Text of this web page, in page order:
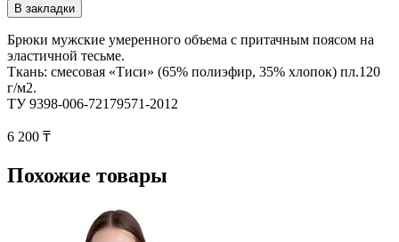
В закладки
Брюки мужские умеренного объема с притачным поясом на
эластичной тесьме.
Ткань: смесовая «Тиси» (65% полиэфир, 35% хлопок) пл.120
г/м2.
ТУ 9398-006-72179571-2012
6 200 ₸
Похожие товары